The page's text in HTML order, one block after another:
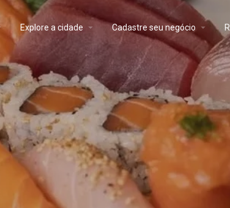
Explore a cidade Cadastre seu negócio